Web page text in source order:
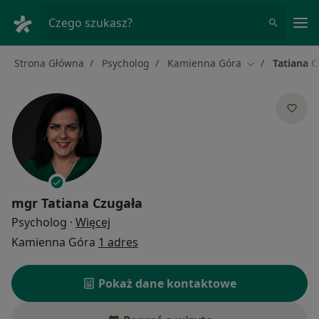
Czego szukasz?
Strona Główna Psycholog Kamienna Góra Zmień miasto
Tatiana
mgr Tatiana Czugała
Psycholog · Więcej
Kamienna Góra 1 adres
Pokaż dane kontaktowe